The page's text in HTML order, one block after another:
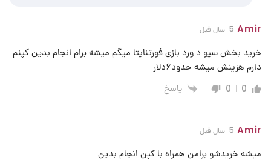
Amir 5 سال قبل
خرید بخش سیو د ورد بازی فورتنایتا میگم میشه برام انجام بدین کپنم
دارم هزینش میشه حدود۶دلار
0
0 پاسخ
Amir 5 سال قبل
میشه خریدشو برامن همراه با کپن انجام بدین